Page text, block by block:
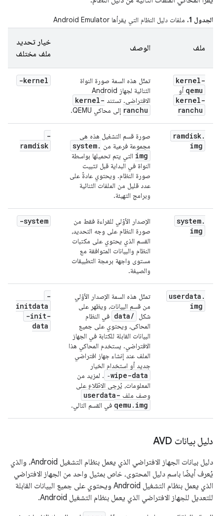
الجدول 1. ملفات دليل النظام التي يقرأها Android Emulator
ملف الوصف
خيار تحديد
ملف مختلف
kernel-
qemu أو
kernel-
ranchu
تمثّل هذه السمة صورة النواة
الثنائية لجهاز Android
الافتراضي. تستند kernel-
ranchu إلى محاكي QEMU.
-kernel
ramdisk.
img
صورة قسم التشغيل هذه هي
مجموعة فرعية من
system.
img التي يتم تحميلها بواسطة
النواة في البداية قبل تثبيت
صورة النظام. ويحتوي عادةً على
عدد قليل من الملفات الثنائية
وبرامج التهيئة.
-
ramdisk
system.
img
الإصدار الأوّلي للقراءة فقط من
صورة النظام على وجه التحديد،
القسم الذي يحتوي على مكتبات
النظام والبيانات المتوافقة مع
مستوى واجهة برمجة التطبيقات
والصيغة.
-system
userdata .
img
تمثّل هذه السمة الإصدار الأوّلي
من قسم البيانات، ويظهر على
شكل
data/
في النظام
المحاكى، ويحتوي على جميع
البيانات القابلة للكتابة في الجهاز
الافتراضي. يستخدم المحاكي هذا
الملف عند إنشاء جهاز افتراضي
جديد أو استخدام الخيار
‑wipe-data . لمزيد من
المعلومات، يُرجى الاطّلاع على
وصف ملف userdata-
qemu . img في القسم التالي.
-
initdata
-init-
data
دليل بيانات AVD
دليل بيانات الجهاز الافتراضي الذي يعمل بنظام التشغيل Android، والذي
يُعرف أيضًا باسم دليل المحتوى، خاص بمثيل واحد من الجهاز الافتراضي
الذي يعمل بنظام التشغيل Android ويحتوي على جميع البيانات القابلة
للتعديل للجهاز الافتراضي الذي يعمل بنظام التشغيل Android.